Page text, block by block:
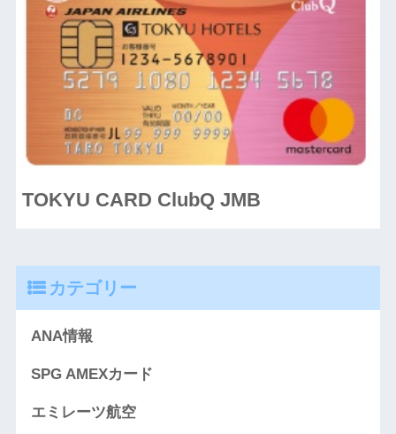
TOKYU CARD ClubQ JMB
カテゴリー
ANA情報
SPG AMEXカード
エミレーツ航空